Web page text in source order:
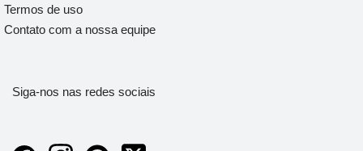
Termos de uso
Contato com a nossa equipe
Siga-nos nas redes sociais